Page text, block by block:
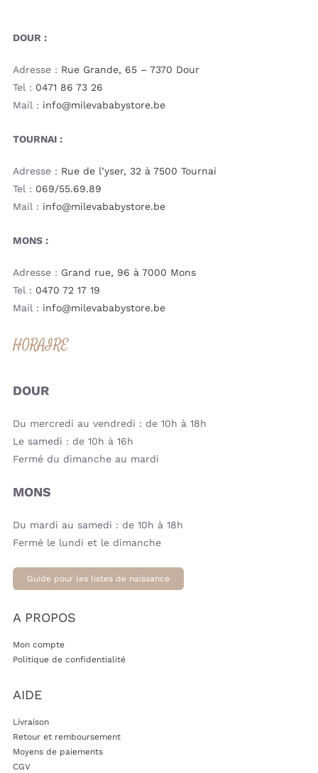
DOUR :
Adresse : Rue Grande, 65 – 7370 Dour
Tel : 0471 86 73 26
Mail : info@milevababystore.be
TOURNAI :
Adresse : Rue de l’yser, 32 à 7500 Tournai
Tel : 069/55.69.89
Mail : info@milevababystore.be
MONS :
Adresse : Grand rue, 96 à 7000 Mons
Tel : 0470 72 17 19
Mail : info@milevababystore.be
HORAIRE
DOUR
Du mercredi au vendredi : de 10h à 18h
Le samedi : de 10h à 16h
Fermé du dimanche au mardi
MONS
Du mardi au samedi : de 10h à 18h
Fermé le lundi et le dimanche
Guide pour les listes de naissance
A PROPOS
Mon compte
Politique de confidentialité
AIDE
Livraison
Retour et remboursement
Moyens de paiements
CGV